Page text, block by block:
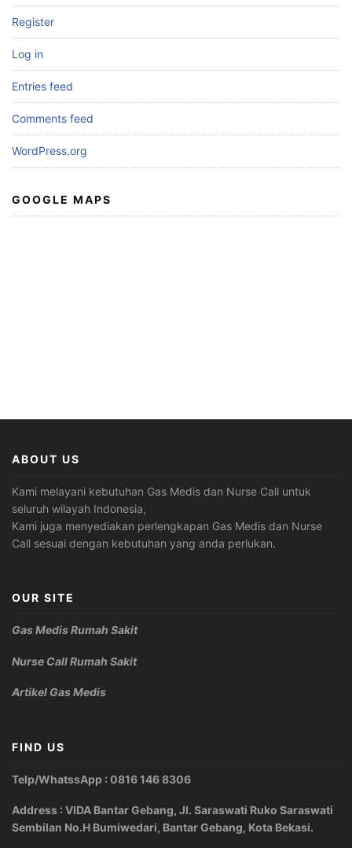
Register
Log in
Entries feed
Comments feed
WordPress.org
GOOGLE MAPS
ABOUT US
Kami melayani kebutuhan Gas Medis dan Nurse Call untuk
seluruh wilayah Indonesia,
Kami juga menyediakan perlengkapan Gas Medis dan Nurse
Call sesuai dengan kebutuhan yang anda perlukan.
OUR SITE
Gas Medis Rumah Sakit
Nurse Call Rumah Sakit
Artikel Gas Medis
FIND US
Telp/WhatssApp : 0816 146 8306
Address : VIDA Bantar Gebang, Jl. Saraswati Ruko Saraswati
Sembilan No.H Bumiwedari, Bantar Gebang, Kota Bekasi.